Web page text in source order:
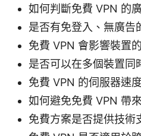
如何判斷免費 VPN 的
是否有免登入、無廣告
免費 VPN 會影響裝置
是否可以在多個裝置同
免費 VPN 的伺服器速
如何避免免費 VPN 帶
免費方案是否提供技術